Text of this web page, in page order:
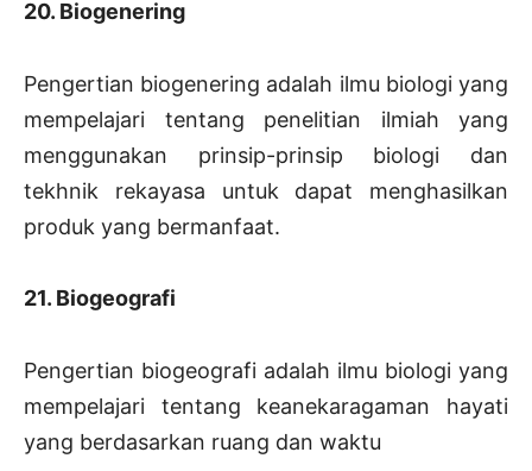
20. Biogenering
Pengertian biogenering adalah ilmu biologi yang
mempelajari tentang penelitian ilmiah yang
menggunakan prinsip-prinsip biologi dan
tekhnik rekayasa untuk dapat menghasilkan
produk yang bermanfaat.
21. Biogeografi
Pengertian biogeografi adalah ilmu biologi yang
mempelajari tentang keanekaragaman hayati
yang berdasarkan ruang dan waktu